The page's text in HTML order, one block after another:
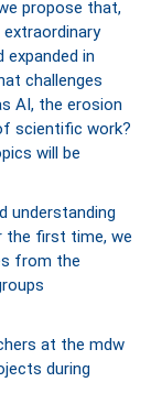
propose that,
expanded in
challenges
AI, the erosion
scientific work?
will be
understanding
the first time, we
from the
at the mdw
during